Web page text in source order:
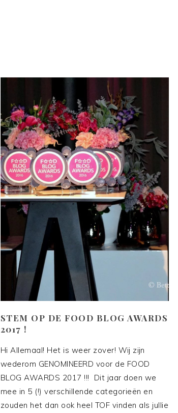
STEM OP DE FOOD BLOG AWARDS
2017 !
Hi Allemaal! Het is weer zover! Wij zijn
wederom GENOMINEERD voor de FOOD
BLOG AWARDS 2017 !!! Dit jaar doen we
mee in 5 (!) verschillende categorieën en
zouden het dan ook heel TOF vinden als jullie